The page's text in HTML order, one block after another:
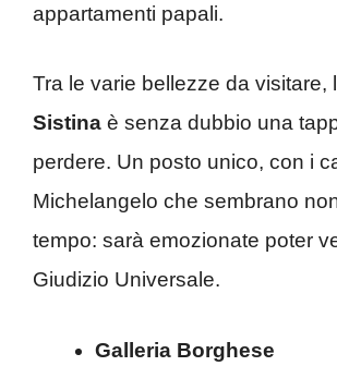
appartamenti papali.
Tra le varie bellezze da visitare,
Sistina è senza dubbio una
perdere. Un posto unico, con i
Michelangelo che sembrano
tempo: sarà emozionate poter
Giudizio Universale.
Galleria Borghese